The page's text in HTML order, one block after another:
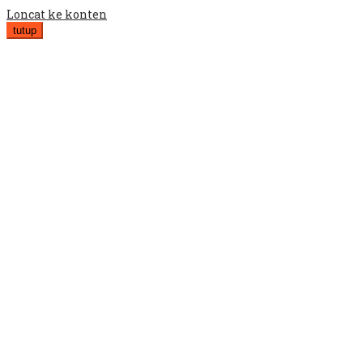
Loncat ke konten
tutup